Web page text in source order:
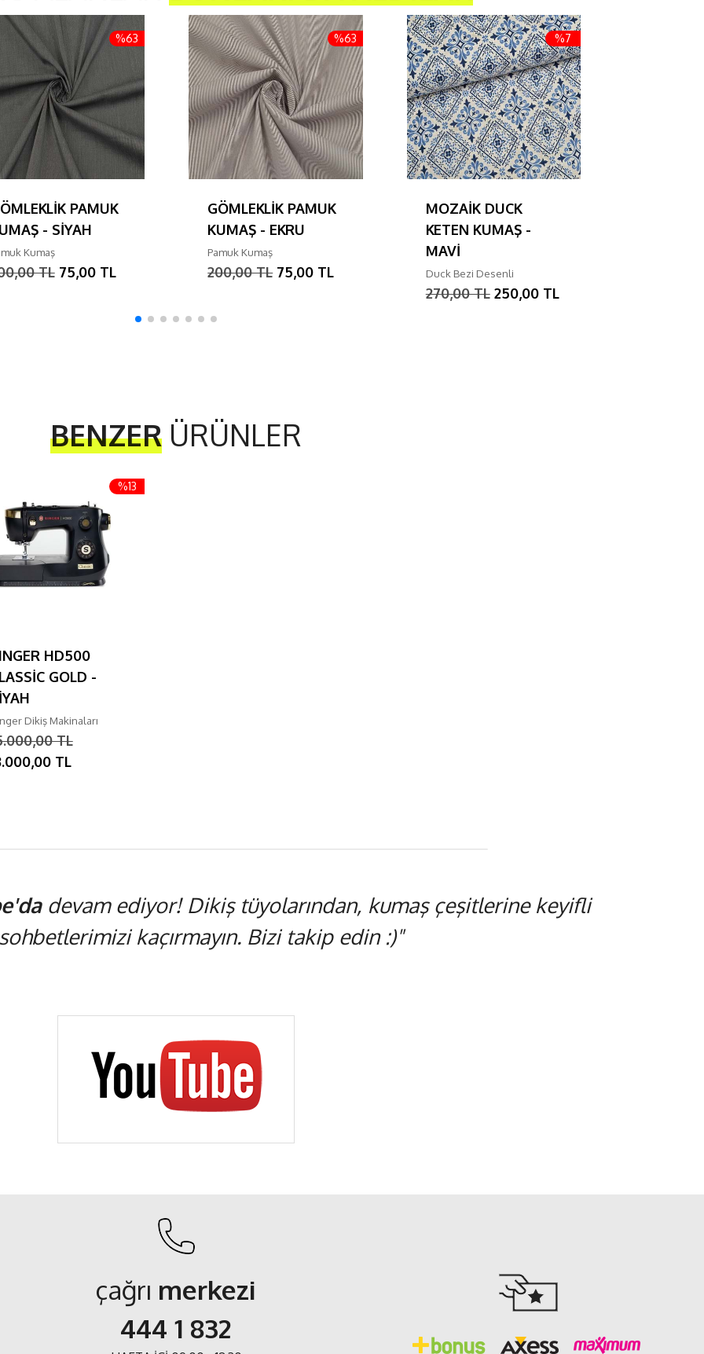
%63
PAMUK
- SİYAH
Kumaş
TL 75,00 TL
%63
GÖMLEKLİK PAMUK
KUMAŞ - EKRU
Pamuk Kumaş
200,00 TL 75,00 TL
%7
MOZAİK DUCK
KETEN KUMAŞ -
MAVİ
Duck Bezi Desenli
270,00 TL 250,00 TL
BENZER ÜRÜNLER
%13
HD500
GOLD -
Dikiş Makinaları
TL
TL
devam ediyor! Dikiş tüyolarından, kumaş çeşitlerine keyifli
kaçırmayın. Bizi takip edin :)"
çağrı merkezi
444 1 832